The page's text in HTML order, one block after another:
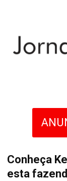
Conheça
esta